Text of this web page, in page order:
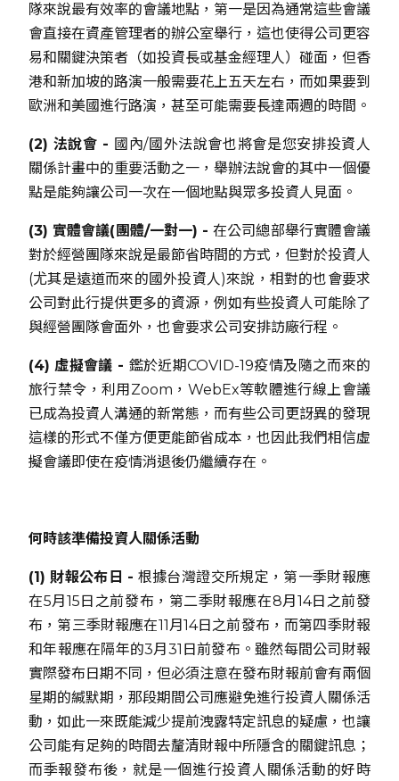
隊來說最有效率的會議地點，第一是因為通常這些會議
會直接在資產管理者的辦公室舉行，這也使得公司更容
易和關鍵決策者（如投資長或基金經理人）碰面，但香
港和新加坡的路演一般需要花上五天左右，而如果要到
歐洲和美國進行路演，甚至可能需要長達兩週的時間。
(2) 法說會 - 國內/國外法說會也將會是您安排投資人
關係計畫中的重要活動之一，舉辦法說會的其中一個優
點是能夠讓公司一次在一個地點與眾多投資人見面。
(3) 實體會議(團體/一對一) -在公司總部舉行實體會議
對於經營團隊來說是最節省時間的方式，但對於投資人
(尤其是遠道而來的國外投資人)來說，相對的也會要求
公司對此行提供更多的資源，例如有些投資人可能除了
與經營團隊會面外，也會要求公司安排訪廠行程。
(4) 虛擬會議 - 鑑於近期COVID-19疫情及隨之而來的
旅行禁令，利用Zoom，WebEx等軟體進行線上會議
已成為投資人溝通的新常態，而有些公司更訝異的發現
這樣的形式不僅方便更能節省成本，也因此我們相信虛
擬會議即使在疫情消退後仍繼續存在。
何時該準備投資人關係活動
(1) 財報公布日 - 根據台灣證交所規定，第一季財報應
在5月15日之前發布，第二季財報應在8月14日之前發
布，第三季財報應在11月14日之前發布，而第四季財報
和年報應在隔年的3月31日前發布。雖然每間公司財報
實際發布日期不同，但必須注意在發布財報前會有兩個
星期的緘默期，那段期間公司應避免進行投資人關係活
動，如此一來既能減少提前洩露特定訊息的疑慮，也讓
公司能有足夠的時間去釐清財報中所隱含的關鍵訊息；
而季報發布後，就是一個進行投資人關係活動的好時